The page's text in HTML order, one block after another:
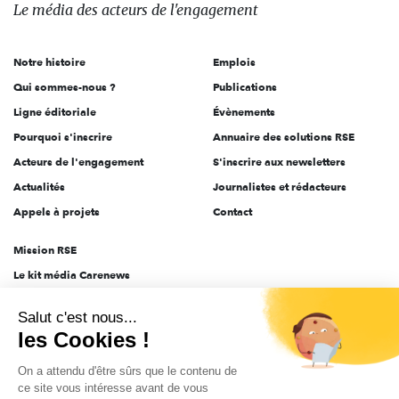
l'engagement
Le média des acteurs de l'engagement
Notre histoire
Qui sommes-nous ?
Ligne éditoriale
Pourquoi s'inscrire
Acteurs de l'engagement
Actualités
Appels à projets
Emplois
Publications
Évènements
Annuaire des solutions RSE
S'inscrire aux newsletters
Journalistes et rédacteurs
Contact
Mission RSE
Le kit média Carenews
AEF info
Novethic
PRODURABLE
Salut c'est nous...
les Cookies !
On a attendu d'être sûrs que le contenu de
ce site vous intéresse avant de vous